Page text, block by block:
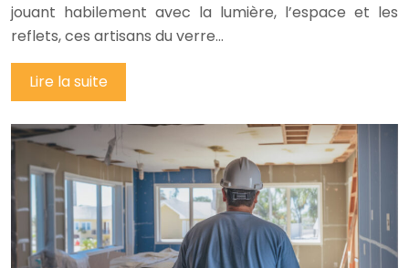
jouant habilement avec la lumière, l’espace et les
reflets, ces artisans du verre…
Lire la suite